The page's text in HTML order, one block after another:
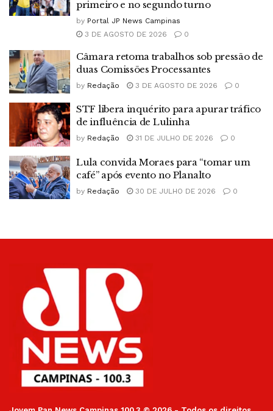
primeiro e no segundo turno
by Portal JP News Campinas
3 DE AGOSTO DE 2026
0
Câmara retoma trabalhos sob pressão de
duas Comissões Processantes
by Redação 3 DE AGOSTO DE 2026 0
STF libera inquérito para apurar tráfico
de influência de Lulinha
by Redação 31 DE JULHO DE 2026 0
Lula convida Moraes para “tomar um
café” após evento no Planalto
by Redação 30 DE JULHO DE 2026 0